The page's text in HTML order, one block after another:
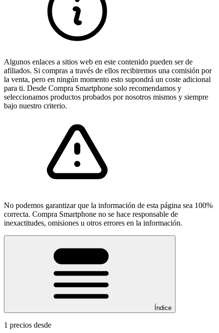
Algunos enlaces a sitios web en este contenido pueden ser de
afiliados. Si compras a través de ellos recibiremos una comisión por
la venta, pero en ningún momento esto supondrá un coste adicional
para ti. Desde Compra Smartphone solo recomendamos y
seleccionamos productos probados por nosotros mismos y siempre
bajo nuestro criterio.
No podemos garantizar que la información de esta página sea 100%
correcta. Compra Smartphone no se hace responsable de
inexactitudes, omisiones u otros errores en la información.
Índice
1 precios desde